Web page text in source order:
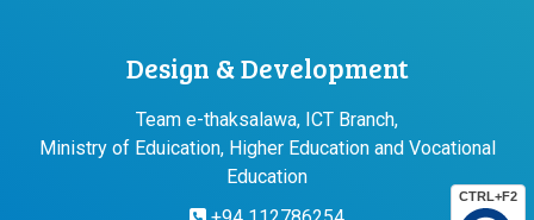
CTRL+F2
Design & Development
Team e-thaksalawa, ICT Branch,
Ministry of Eduication, Higher Education and Vocational
Education